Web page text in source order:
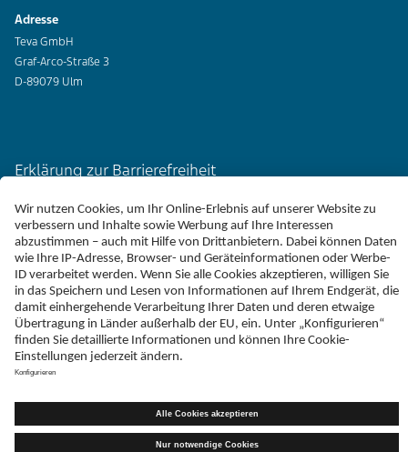
Adresse
Teva GmbH
Graf-Arco-Straße 3
D-89079 Ulm
Erklärung zur Barrierefreiheit
Impressum
Liefer-AGB
Datenschutz
Haftungsausschluss
Follow Teva